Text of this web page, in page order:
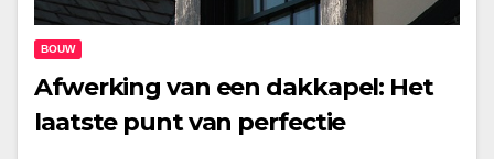
BOUW
Afwerking van een dakkapel: Het
laatste punt van perfectie